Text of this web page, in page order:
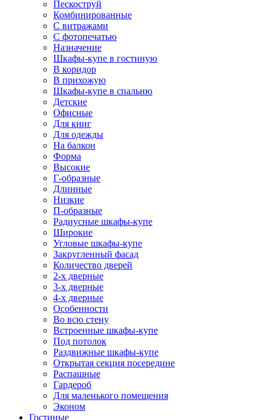
Пескоструй
Комбинированные
С витражами
С фотопечатью
Назначение
Шкафы-купе в гостиную
В коридор
В прихожую
Шкафы-купе в спальню
Детские
Офисные
Для книг
Для одежды
На балкон
Форма
Высокие
Г-образные
Длинные
Низкие
П-образные
Радиусные шкафы-купе
Широкие
Угловые шкафы-купе
Закругленный фасад
Количество дверей
2-х дверные
3-х дверные
4-х дверные
Особенности
Во всю стену
Встроенные шкафы-купе
Под потолок
Раздвижные шкафы-купе
Открытая секция посередине
Распашные
Гардероб
Для маленького помещения
Эконом
Гостиные